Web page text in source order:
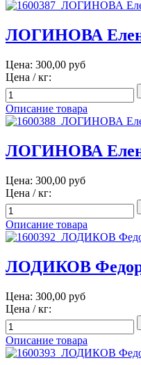
ЛОГИНОВА
Цена: 300,00 руб
Цена / кг:
Описание товара
ЛОГИНОВА
Цена: 300,00 руб
Цена / кг:
Описание товара
ЛОДИКОВ Федор
Цена: 300,00 руб
Цена / кг:
Описание товара